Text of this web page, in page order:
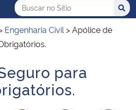
do Sítio
Busca
Buscar no no Sítio
Busca:
Engenharia Civil >Apólice de
para